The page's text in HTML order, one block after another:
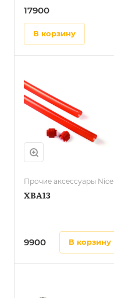
17900
в корзину
Прочие аксессуары Nice
XBA13
9900 в корзину